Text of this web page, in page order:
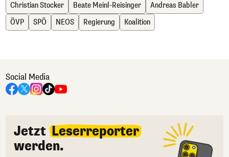
Christian Stocker Beate Meinl-Reisinger
Andreas Babler
ÖVP
SPÖ NEOS Regierung Koalition
Social Media
Jetzt Leserreporter
werden.